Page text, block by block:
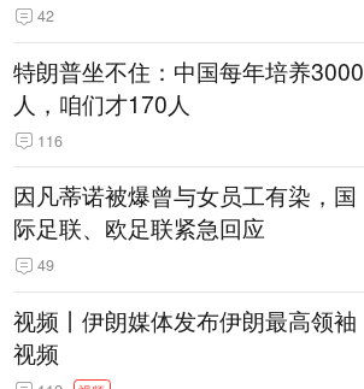
42
特朗普坐不住：中国每年培养3000
人，咱们才170人
116
因凡蒂诺被爆曾与女员工有染，国
际足联、欧足联紧急回应
49
视频丨伊朗媒体发布伊朗最高领袖
视频